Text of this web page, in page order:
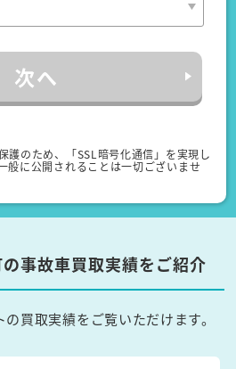
次へ
護のため、「SSL暗号化通信」を実現し
般に公開されることは一切ございませ
事故車買取実績をご紹介
買取実績をご覧いただけます。